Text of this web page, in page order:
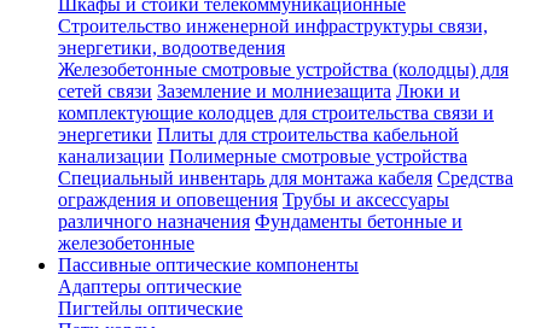
Строительство инженерной инфраструктуры связи,
энергетики, водоотведения
Железобетонные смотровые устройства (колодцы) для
сетей связи Заземление и молниезащита Люки и
комплектующие колодцев для строительства связи и
энергетики Плиты для строительства кабельной
канализации Полимерные смотровые устройства
Специальный инвентарь для монтажа кабеля Средства
ограждения и оповещения Трубы и аксессуары
различного назначения Фундаменты бетонные и
железобетонные
Пассивные оптические компоненты
Адаптеры оптические
Пигтейлы оптические